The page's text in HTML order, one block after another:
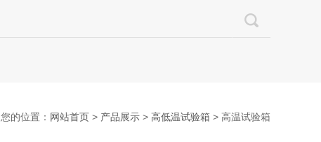
您的位置： 网站首页 > 产品展示 > 高低温试验箱 > 高温试验箱